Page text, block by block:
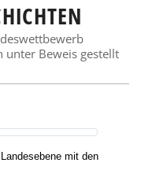
unter Beweis gestellt
mit den